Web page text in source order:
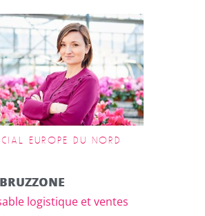
EUROPE DU NORD
logistique et ventes